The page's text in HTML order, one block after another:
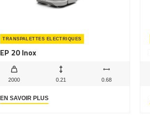
TRANSPALETTES ELECTRIQUES
EP 20 Inox
2000 0.21 0.68
EN SAVOIR PLUS